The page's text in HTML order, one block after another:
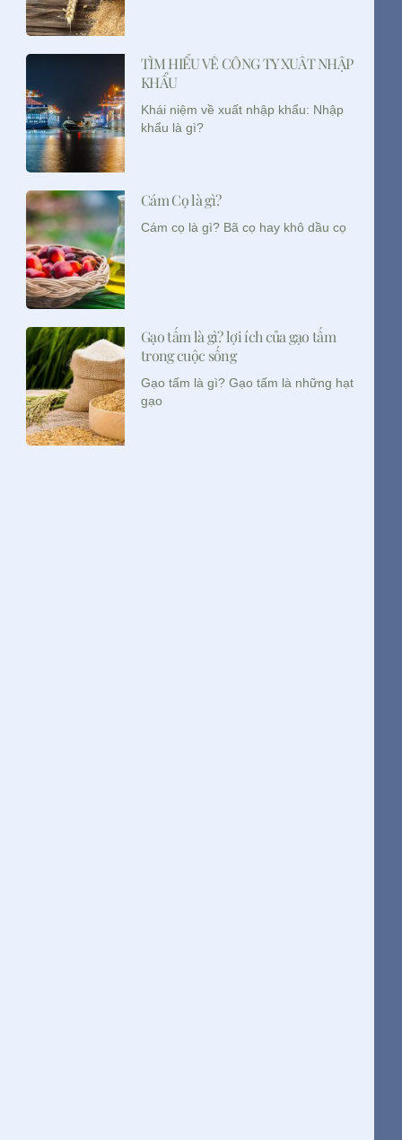
TÌM HIỂU VỀ CÔNG TY XUẤT NHẬP
KHẨU
Khái niệm về xuất nhập khẩu: Nhập
khẩu là gì?
Cám Cọ là gì?
Cám cọ là gì? Bã cọ hay khô dầu cọ
Gạo tấm là gì? lợi ích của gạo tấm
trong cuộc sống
Gạo tấm là gì? Gạo tấm là những hạt
gạo